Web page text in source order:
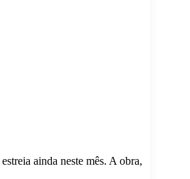
ainda neste mês. A obra,